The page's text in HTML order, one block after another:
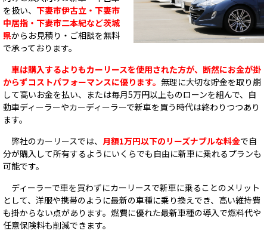
を扱い、 下妻市伊古立・下妻市
中居指・下妻市二本紀など茨城
県からお見積り・ご相談を無料
で承っております。
車は購入するよりもカーリースを使用された方が、断然にお金が掛
からずコストパフォーマンスに優ります。 無理に大切な貯金を取り崩
して高いお金を払い、または毎月5万円以上ものローンを組んで、自
動車ディーラーやカーディーラーで新車を買う時代は終わりつつあり
ます。
弊社のカーリースでは、 月額1万円以下のリーズナブルな料金で自
分が購入して所有するようにいくらでも自由に新車に乗れるプランも
可能です。
ディーラーで車を買わずにカーリースで新車に乗ることのメリット
として、洋服や携帯のように最新の車種に乗り換えでき、高い維持費
も掛からない点があります。燃費に優れた最新車種の導入で燃料代や
任意保険料も削減できます。